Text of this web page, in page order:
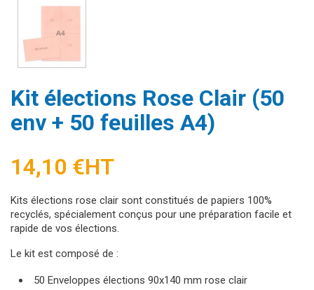
Kit élections Rose Clair (50
env + 50 feuilles A4)
14,10 €HT
Kits élections rose clair sont constitués de papiers 100%
recyclés, spécialement conçus pour une préparation facile et
rapide de vos élections.
Le kit est composé de :
50 Enveloppes élections 90x140 mm rose clair